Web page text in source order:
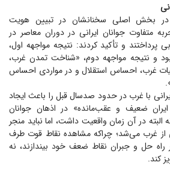
در بخش اصلی سخنانشان در تبیین هویت
متفاوت جوانان ایرانی در دوران معاصر در
پرداختند و تأکید کردند: نتیجه مواجهه اول،
و نتیجه مواجهه دوم، «شناخت تمدن غرب،
غرب، احساس استقلال و در مواردی احساس
با غرب در حدود صدسال قبل را باعث ایجاد
ضعیف و عقب‌مانده» در اذهان جوانان
البته در آن زمان واقعیت داشت، اما نباید منجر
از غرب می‌شد؛ چراکه مشاهده نقاط قوت طرف
راه حل و جبران نقاط ضعف خود بیندازند، نه
کند.